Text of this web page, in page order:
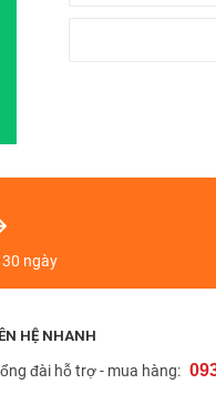
thoại thông minh,
với giá bán hấp
giá máy tính bảng
ngày
HỆ NHANH
đài hỗ trợ - mua hàng: